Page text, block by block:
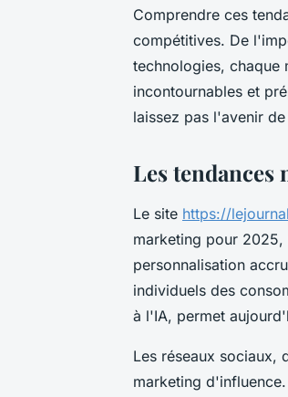
Comprendre ces
compétitives. De
technologies, chaque
incontournables et
laissez pas l'avenir
Les tendances
Le site https://
marketing pour 2025,
personnalisation
individuels des
à l'IA, permet
Les réseaux sociaux,
marketing